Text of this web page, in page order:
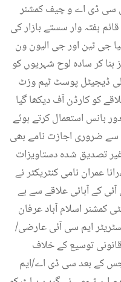
سی ڈی اے و چیف کمشنر
ہفتہ وار سستے بازار کی
جی ٹین اور جی الیون ون
بنا کر سادہ لوح شہریوں کو
ڈیجیٹل پوسٹ ٹیم وزٹ
کو کارڈن آف دیکھا گیا
بانس استعمال کرتے ہوئے
سے ضروری اجازت نامے بھی
تصدیق شدہ دستاویزات
عمران نامی کنٹریکٹر نے
آئی کے آبائی علاقے سے ہے
کمشنر اسلام آباد عرفان
ایم سی آئی عارضی/
توسیع کے خلاف
کے بعد سی ڈی اے/ایم